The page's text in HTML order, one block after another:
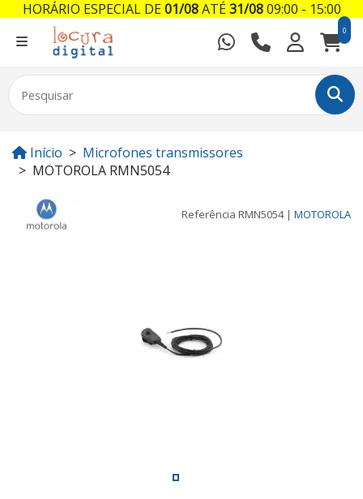
0
Início
Microfones transmissores
MOTOROLA RMN5054
Referência RMN5054| MOTOROLA
HORÁRIO ESPECIAL DE01/08ATÉ31/0809:00 - 15:00